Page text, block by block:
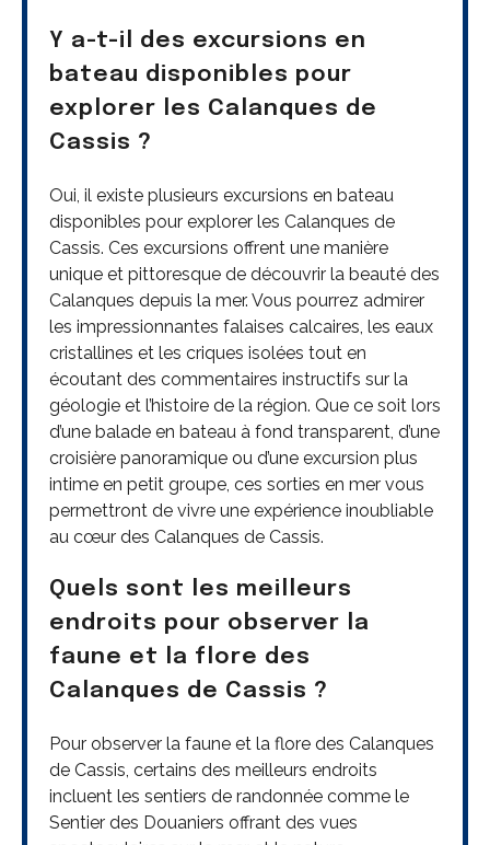
Y a-t-il des excursions en
bateau disponibles pour
explorer les Calanques de
Cassis ?
Oui, il existe plusieurs excursions en bateau
disponibles pour explorer les Calanques de
Cassis. Ces excursions offrent une manière
unique et pittoresque de découvrir la beauté des
Calanques depuis la mer. Vous pourrez admirer
les impressionnantes falaises calcaires, les eaux
cristallines et les criques isolées tout en
écoutant des commentaires instructifs sur la
géologie et l’histoire de la région. Que ce soit lors
d’une balade en bateau à fond transparent, d’une
croisière panoramique ou d’une excursion plus
intime en petit groupe, ces sorties en mer vous
permettront de vivre une expérience inoubliable
au cœur des Calanques de Cassis.
Quels sont les meilleurs
endroits pour observer la
faune et la flore des
Calanques de Cassis ?
Pour observer la faune et la flore des Calanques
de Cassis, certains des meilleurs endroits
incluent les sentiers de randonnée comme le
Sentier des Douaniers offrant des vues